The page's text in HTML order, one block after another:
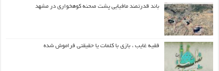
باند قدرتمند مافیایی پشت صحنه کوهخواری در مشهد
فقیه غایب ، بازی با کلمات یا حقیقتی فراموش شده